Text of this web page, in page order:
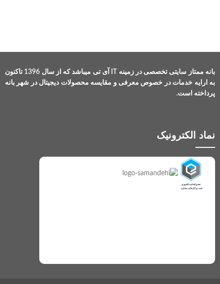
بانه ممتاز سایتی تخصصی در زمینه IT آی تی میباشد که از سال 1396 تاکنون
به ارایه خدمات در خصوص معرفی و مقایسه محصولات دیجیتال در شهر بانه
پرداخته است.
نماد الکترونیک